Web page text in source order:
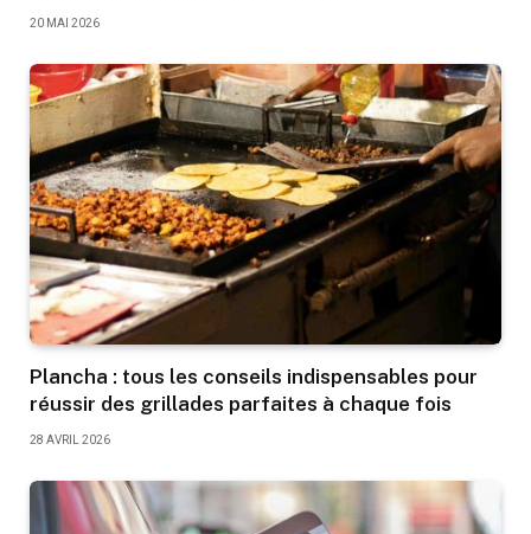
20 MAI 2026
Plancha : tous les conseils indispensables pour
réussir des grillades parfaites à chaque fois
28 AVRIL 2026